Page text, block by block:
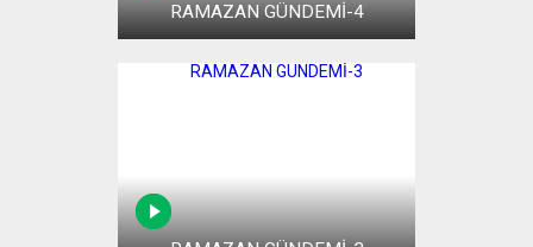
RAMAZAN GÜNDEMİ-4